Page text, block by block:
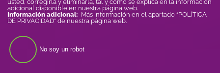
usted, corregirla y eliminarla, tal y como se explica en la información
adicional disponible en nuestra página web.
Información adicional: Más información en el apartado “POLÍTICA
DE PRIVACIDAD” de nuestra página web.
No soy un robot